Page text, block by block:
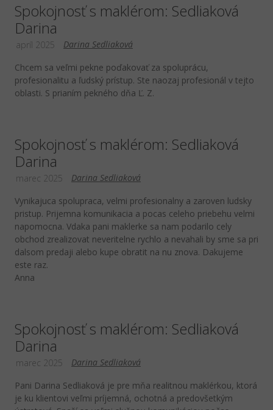
Spokojnosť s maklérom: Sedliaková
Darina
Darina Sedliaková
apríl 2025
Chcem sa veľmi pekne poďakovať za spoluprácu,
profesionalitu a ľudský prístup. Ste naozaj profesionál v tejto
oblasti. S prianím pekného dňa Ľ. Z.
Spokojnosť s maklérom: Sedliaková
Darina
Darina Sedliaková
marec 2025
Vynikajuca spolupraca, velmi profesionalny a zaroven ludsky
pristup. Prijemna komunikacia a pocas celeho priebehu velmi
napomocna. Vdaka pani maklerke sa nam podarilo cely
obchod zrealizovat neveritelne rychlo a nevahali by sme sa pri
dalsom predaji alebo kupe obratit na nu znova. Dakujeme
este raz.
Anna
Spokojnosť s maklérom: Sedliaková
Darina
Darina Sedliaková
marec 2025
Pani Darina Sedliaková je pre mňa realitnou maklérkou, ktorá
je ku klientovi veľmi príjemná, ochotná a predovšetkým